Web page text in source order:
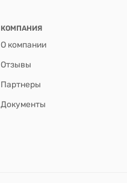
КОМПАНИЯ
О компании
Отзывы
Партнеры
Документы